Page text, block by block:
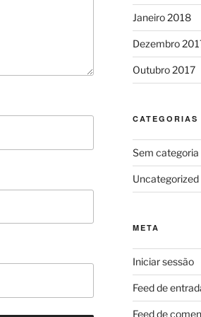
Janeiro 2018
Dezembro
Outubro 2017
CATEGORIAS
Sem categoria
Uncategorized
META
Iniciar sessão
Feed de
Feed de